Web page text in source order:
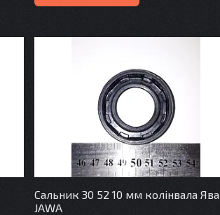
Сальник 30 52 10 мм колінвала Ява
JAWA